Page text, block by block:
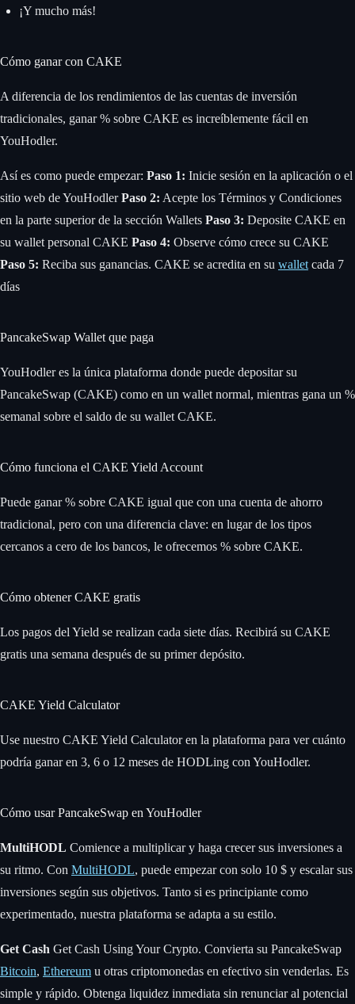
¡Y mucho más!
Cómo ganar con CAKE
A diferencia de los rendimientos de las cuentas de inversión
tradicionales, ganar % sobre CAKE es increíblemente fácil en
YouHodler.
Así es como puede empezar: Paso 1: Inicie sesión en la aplicación o el
sitio web de YouHodlerPaso 2: Acepte los Términos y Condiciones
en la parte superior de la sección Wallets Paso 3: Deposite CAKE en
su wallet personal CAKE Paso 4: Observe cómo crece su CAKE
Paso 5: Reciba sus ganancias. CAKE se acredita en su wallet cada 7
días
PancakeSwap Wallet que paga
YouHodler es la única plataforma donde puede depositar su
PancakeSwap (CAKE) como en un wallet normal, mientras gana un %
semanal sobre el saldo de su wallet CAKE.
Cómo funciona el CAKE Yield Account
Puede ganar % sobre CAKE igual que con una cuenta de ahorro
tradicional, pero con una diferencia clave: en lugar de los tipos
cercanos a cero de los bancos, le ofrecemos % sobre CAKE.
Cómo obtener CAKE gratis
Los pagos del Yield se realizan cada siete días. Recibirá su CAKE
gratis una semana después de su primer depósito.
CAKE Yield Calculator
Use nuestro CAKE Yield Calculator en la plataforma para ver cuánto
podría ganar en 3, 6 o 12 meses de HODLing con YouHodler.
Cómo usar PancakeSwap en YouHodler
MultiHODL Comience a multiplicar y haga crecer sus inversiones a
su ritmo. Con MultiHODL, puede empezar con solo 10 $ y escalar sus
inversiones según sus objetivos. Tanto si es principiante como
experimentado, nuestra plataforma se adapta a su estilo.
Get Cash Get Cash Using Your Crypto. Convierta su PancakeSwap
Bitcoin, Ethereum u otras criptomonedas en efectivo sin venderlas. Es
simple y rápido. Obtenga liquidez inmediata sin renunciar al potencial